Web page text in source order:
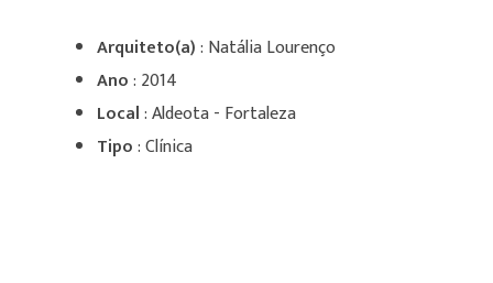
Arquiteto(a): Natália Lourenço
Ano: 2014
Local: Aldeota - Fortaleza
Tipo: Clínica